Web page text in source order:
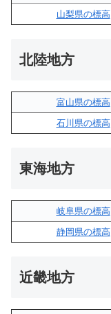
山梨県の標高
北陸地方
富山県の標高
石川県の標高
東海地方
岐阜県の標高
静岡県の標高
近畿地方